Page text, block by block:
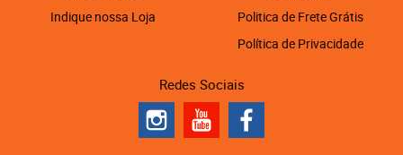
Indique nossa Loja
Politica de Frete Grátis
Política de Privacidade
Redes Sociais